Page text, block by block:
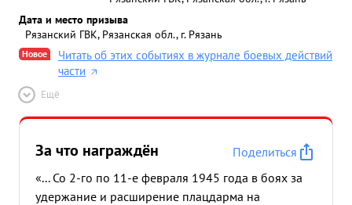
Дата и место призыва
Рязанский ГВК, Рязанская обл., г. Рязань
Новое
Читать об этих событиях в журнале боевых действий
части
Ещё
За что награждён
Поделиться
«... Со 2-го по 11-е февраля 1945 года в боях за
удержание и расширение плацдарма на